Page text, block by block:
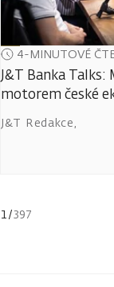
4-MINUTOVÉ
J&T Banka
motorem české
J&T Redakce,
1/397